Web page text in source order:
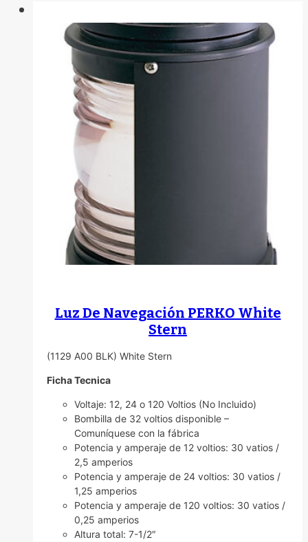
Luz De Navegación PERKO White
Stern
(1129 A00 BLK) White Stern
Ficha Tecnica
Voltaje: 12, 24 o 120 Voltios (No Incluido)
Bombilla de 32 voltios disponible –
Comuníquese con la fábrica
Potencia y amperaje de 12 voltios: 30 vatios /
2,5 amperios
Potencia y amperaje de 24 voltios: 30 vatios /
1,25 amperios
Potencia y amperaje de 120 voltios: 30 vatios /
0,25 amperios
Altura total: 7-1/2″